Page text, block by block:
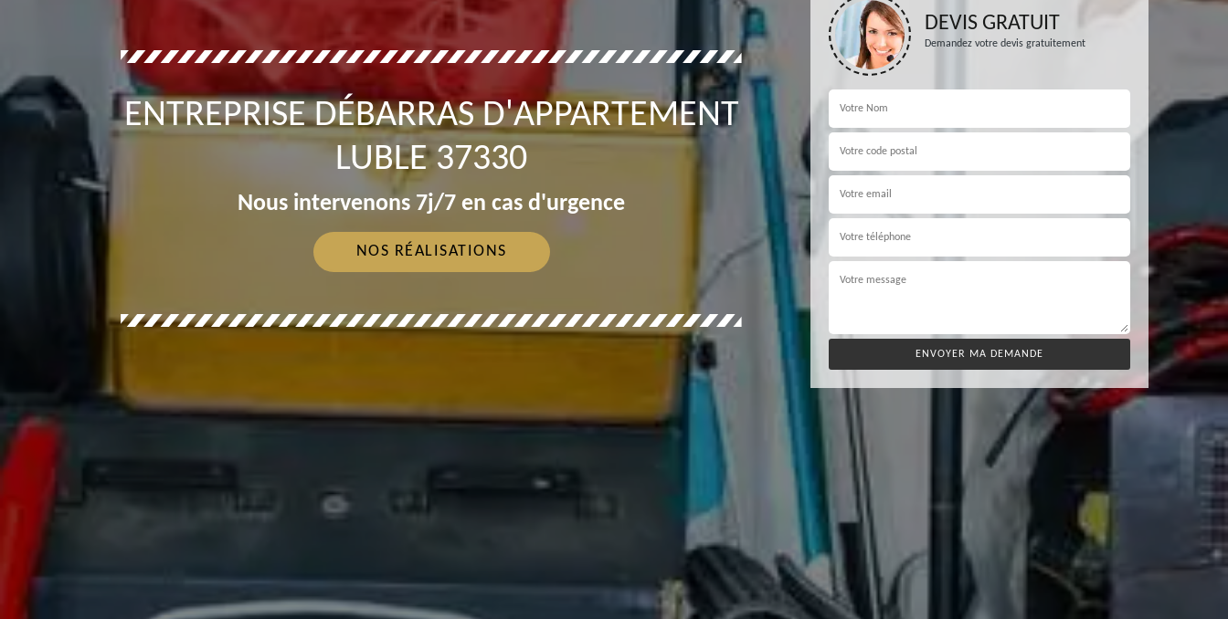
ENTREPRISE DÉBARRAS D'APPARTEMENT
LUBLE 37330
Nous intervenons 7j/7 en cas d'urgence
NOS RÉALISATIONS
DEVIS GRATUIT
Demandez votre devis gratuitement